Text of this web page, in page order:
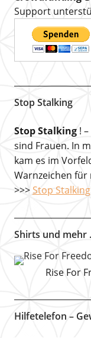
Support
Stop Stalking
Stop Stalking! –
sind Frauen. In
kam es im
Warnzeichen für
>>>Stop Stalking
Shirts und mehr
Rise For
Hilfetelefon –